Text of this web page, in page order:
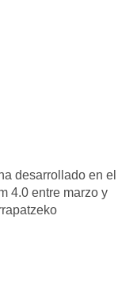
desarrollado en el
4.0 entre marzo y